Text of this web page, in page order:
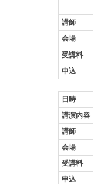
講師
会場
受講料
申込
日時
講演内容
講師
会場
受講料
申込